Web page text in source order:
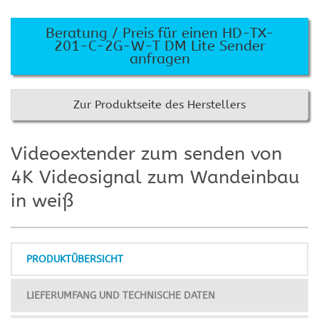
Beratung / Preis für einen HD-TX-
201-C-2G-W-T DM Lite Sender
anfragen
Zur Produktseite des Herstellers
Videoextender zum senden von
4K Videosignal zum Wandeinbau
in weiß
PRODUKTÜBERSICHT
LIEFERUMFANG UND TECHNISCHE DATEN